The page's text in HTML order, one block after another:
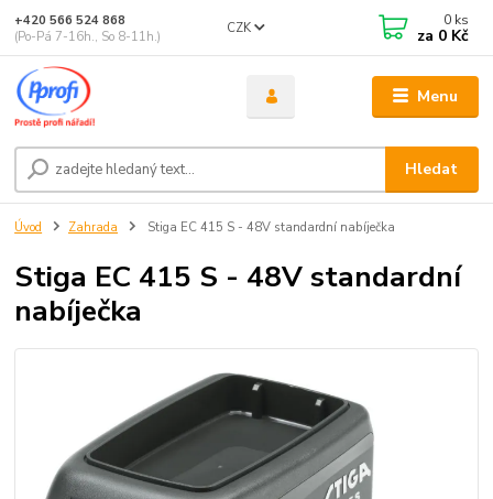
Menu
CZK
Hledat
+420 566 524 868
(Po-Pá 7-16h., So 8-11h.)
0 ks
za 0 Kč
Úvod Zahrada Stiga EC 415 S - 48V standardní nabíječka
Stiga EC 415 S - 48V standardní
nabíječka